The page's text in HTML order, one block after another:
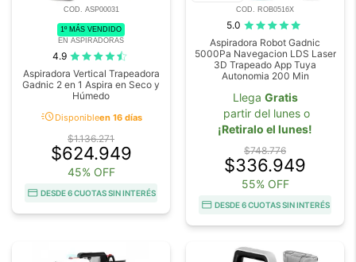
COD. ASP00031
1º MÁS VENDIDO
EN ASPIRADORAS
4.9
Aspiradora Vertical Trapeadora
Gadnic 2 en 1 Aspira en Seco y
Húmedo
acuteDisponibleen 16 días
$1.136.271
$624.949
45% OFF
DESDE 6 CUOTAS SIN INTERÉS
COD. ROB0516X
5.0
Aspiradora Robot Gadnic
5000Pa Navegacion LDS Laser
3D Trapeado App Tuya
Autonomia 200 Min
Llega Gratis
partir del lunes o
¡Retiralo el lunes!
$748.776
$336.949
55% OFF
DESDE 6 CUOTAS SIN INTERÉS